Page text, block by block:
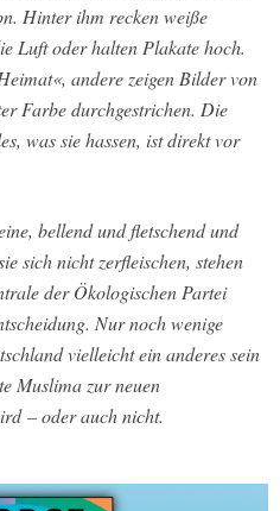
Hinter ihm recken weiße
Luft oder halten Plakate hoch.
andere zeigen Bilder von
Farbe durchgestrichen. Die
was sie hassen, ist direkt vor
bellend und fletschend und
sich nicht zerfleischen, stehen
der Ökologischen Partei
Nur noch wenige
vielleicht ein anderes sein
Muslima zur neuen
– oder auch nicht.